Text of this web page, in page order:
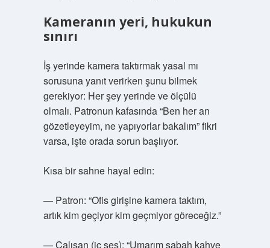
Kameranın yeri, hukukun
sınırı
İş yerinde kamera taktırmak yasal mı
sorusuna yanıt verirken şunu bilmek
gerekiyor: Her şey yerinde ve ölçülü
olmalı. Patronun kafasında “Ben her an
gözetleyeyim, ne yapıyorlar bakalım” fikri
varsa, işte orada sorun başlıyor.
Kısa bir sahne hayal edin:
— Patron: “Ofis girişine kamera taktım,
artık kim geçiyor kim geçmiyor göreceğiz.”
— Çalışan (iç ses): “Umarım sabah kahve